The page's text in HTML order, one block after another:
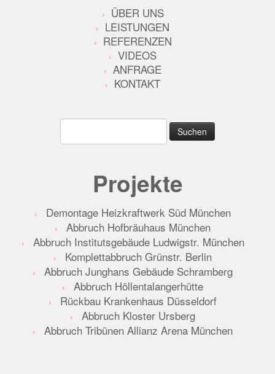
ÜBER UNS
LEISTUNGEN
REFERENZEN
VIDEOS
ANFRAGE
KONTAKT
Projekte
Demontage Heizkraftwerk Süd München
Abbruch Hofbräuhaus München
Abbruch Institutsgebäude Ludwigstr. München
Komplettabbruch Grünstr. Berlin
Abbruch Junghans Gebäude Schramberg
Abbruch Höllentalangerhütte
Rückbau Krankenhaus Düsseldorf
Abbruch Kloster Ursberg
Abbruch Tribünen Allianz Arena München